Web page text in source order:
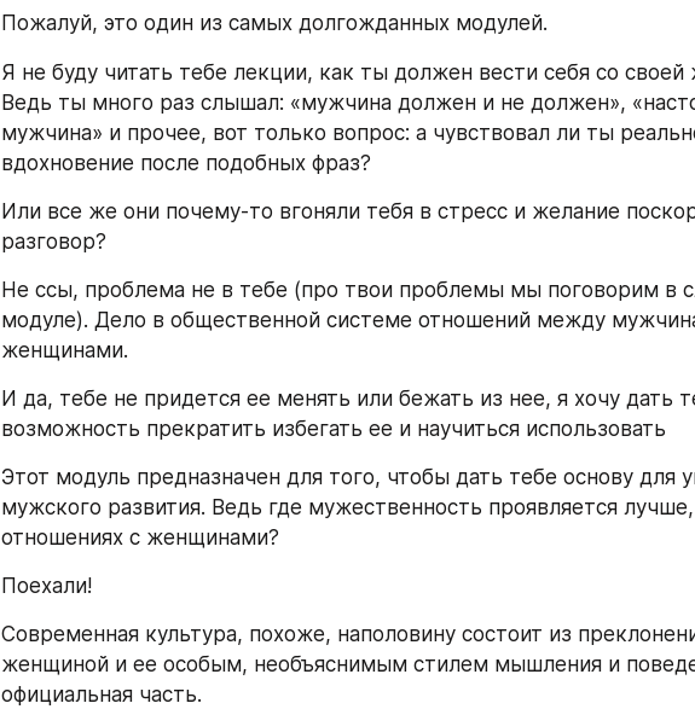
Пожалуй, это один из самых долгожданных модулей.
Я не буду читать тебе лекции, как ты должен вести себя со
Ведь ты много раз слышал: «мужчина должен и не должен»,
мужчина» и прочее, вот только вопрос: а чувствовал ли ты
вдохновение после подобных фраз?
Или все же они почему-то вгоняли тебя в стресс и желание
разговор?
Не ссы, проблема не в тебе (про твои проблемы мы поговорим в
модуле). Дело в общественной системе отношений между
женщинами.
И да, тебе не придется ее менять или бежать из нее, я хочу дать
возможность прекратить избегать ее и научиться использовать
Этот модуль предназначен для того, чтобы дать тебе основу для
мужского развития. Ведь где мужественность проявляется
отношениях с женщинами?
Поехали!
Современная культура, похоже, наполовину состоит из
женщиной и ее особым, необъяснимым стилем мышления и
официальная часть.